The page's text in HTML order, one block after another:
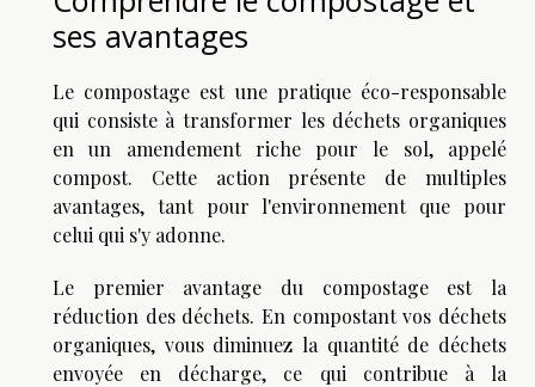
ses avantages
Le compostage est une pratique éco-responsable
qui consiste à transformer les déchets organiques
en un amendement riche pour le sol, appelé
compost. Cette action présente de multiples
avantages, tant pour l'environnement que pour
celui qui s'y adonne.
Le premier avantage du compostage est la
réduction des déchets. En compostant vos déchets
organiques, vous diminuez la quantité de déchets
envoyée en décharge, ce qui contribue à la